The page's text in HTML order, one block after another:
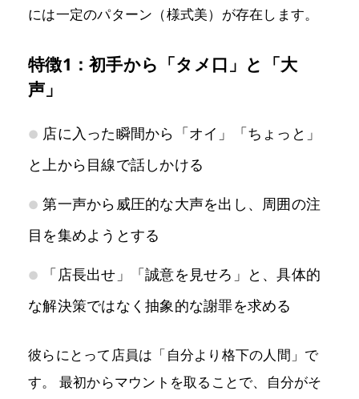
には一定のパターン（様式美）が存在します。
特徴1：初手から「タメ口」と「大
声」
店に入った瞬間から「オイ」「ちょっと」
と上から目線で話しかける
第一声から威圧的な大声を出し、周囲の注
目を集めようとする
「店長出せ」「誠意を見せろ」と、具体的
な解決策ではなく抽象的な謝罪を求める
彼らにとって店員は「自分より格下の人間」で
す。 最初からマウントを取ることで、自分がそ